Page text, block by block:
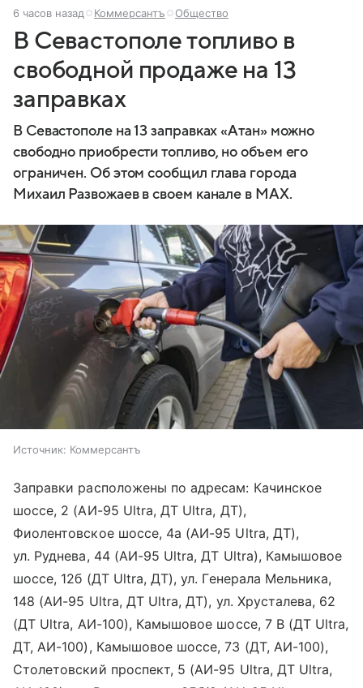
6 часов назад Коммерсантъ Общество
В Севастополе топливо в
свободной продаже на 13
заправках
В Севастополе на 13 заправках «Атан» можно
свободно приобрести топливо, но объем его
ограничен. Об этом сообщил глава города
Михаил Развожаев в своем канале в MAX.
Источник: Коммерсантъ
Заправки расположены по адресам: Качинское
шоссе, 2 (АИ-95 Ultra, ДТ Ultra, ДТ),
Фиолентовское шоссе, 4а (АИ-95 Ultra, ДТ),
ул. Руднева, 44 (АИ-95 Ultra, ДТ Ultra), Камышовое
шоссе, 12б (ДТ Ultra, ДТ), ул. Генерала Мельника,
148 (АИ-95 Ultra, ДТ Ultra, ДТ), ул. Хрусталева, 62
(ДТ Ultra, АИ-100), Камышовое шоссе, 7 В (ДТ Ultra,
ДТ, АИ-100), Камышовое шоссе, 73 (ДТ, АИ-100),
Столетовский проспект, 5 (АИ-95 Ultra, ДТ Ultra,